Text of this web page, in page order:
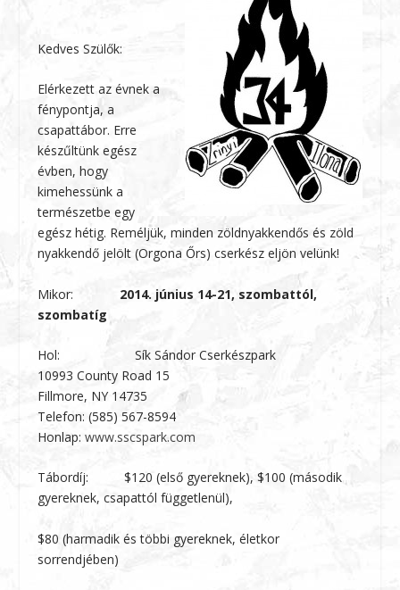
Kedves Szülők:
Elérkezett az évnek a
fénypontja, a
csapattábor. Erre
készűltünk egész
évben, hogy
kimehessünk a
természetbe egy
egész hétig. Reméljük, minden zöldnyakkendős és zöld
nyakkendő jelölt (Orgona Őrs) cserkész eljön velünk!
Mikor: 2014. június 14-21, szombattól,
szombatíg
Hol: Sík Sándor Cserkészpark
10993 County Road 15
Fillmore, NY 14735
Telefon: (585) 567-8594
Honlap:www.sscspark.com
Tábordíj: $120 (első gyereknek), $100 (második
gyereknek, csapattól függetlenül),
$80 (harmadik és többi gyereknek, életkor
sorrendjében)